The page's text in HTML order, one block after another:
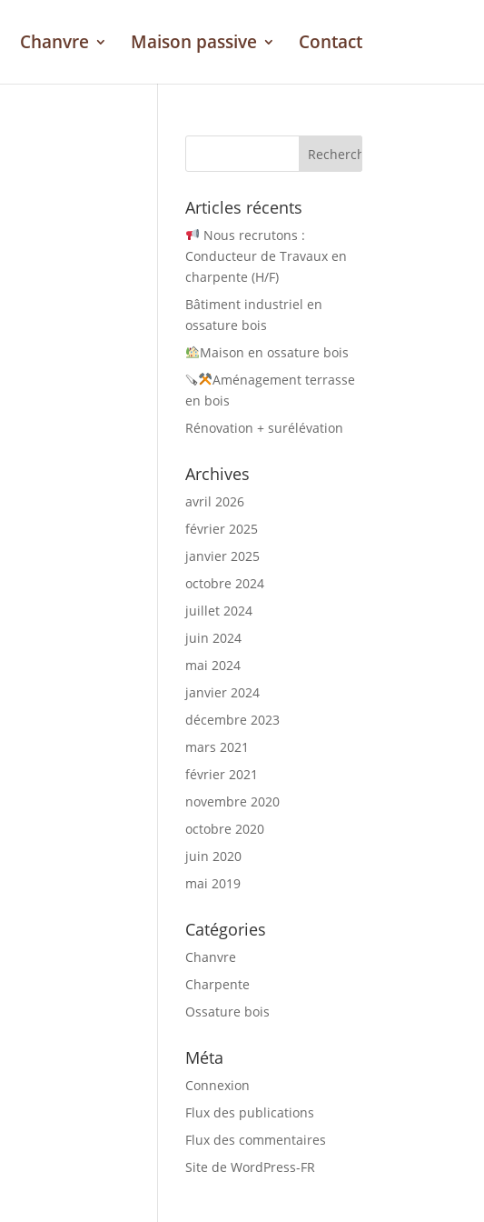
Chanvre Maison passive Contact
Articles récents
Nous recrutons :
Conducteur de Travaux en
charpente (H/F)
Bâtiment industriel en
ossature bois
Maison en ossature bois
🪚
Aménagement terrasse
en bois
Rénovation + surélévation
Archives
avril 2026
février 2025
janvier 2025
octobre 2024
juillet 2024
juin 2024
mai 2024
janvier 2024
décembre 2023
mars 2021
février 2021
novembre 2020
octobre 2020
juin 2020
mai 2019
Catégories
Chanvre
Charpente
Ossature bois
Méta
Connexion
Flux des publications
Flux des commentaires
Site de WordPress-FR